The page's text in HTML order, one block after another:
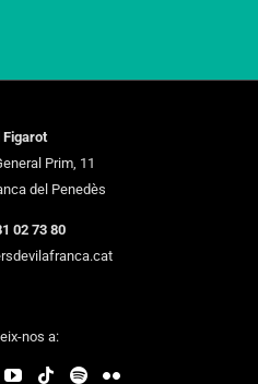
Figarot
Prim, 11
del Penedès
02 73 80
nos a: